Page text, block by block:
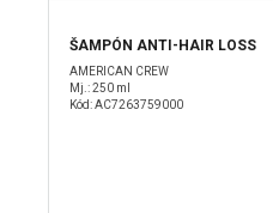
ŠAMPÓN ANTI-HAIR LOSS
AMERICAN CREW
Mj.: 250 ml
Kód: AC7263759000